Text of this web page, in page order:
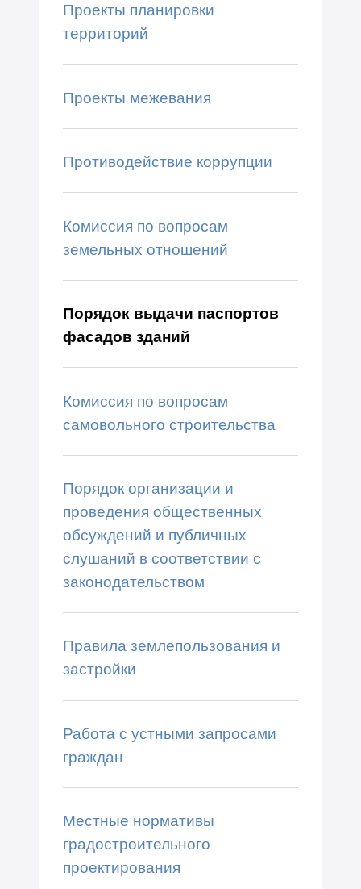
Проекты планировки
территорий
Проекты межевания
Противодействие коррупции
Комиссия по вопросам
земельных отношений
Порядок выдачи паспортов
фасадов зданий
Комиссия по вопросам
самовольного строительства
Порядок организации и
проведения общественных
обсуждений и публичных
слушаний в соответствии с
законодательством
Правила землепользования и
застройки
Работа с устными запросами
граждан
Местные нормативы
градостроительного
проектирования